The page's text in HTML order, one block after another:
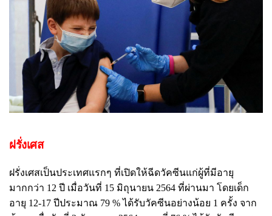
ฝรั่งเศส
ฝรั่งเศสเป็นประเทศแรกๆ ที่เปิดให้ฉีดวัคซีนแก่ผู้ที่มีอายุ
มากกว่า 12 ปี เมื่อวันที่ 15 มิถุนายน 2564 ที่ผ่านมา โดยเด็ก
อายุ 12-17 ปีประมาณ 79 % ได้รับวัคซีนอย่างน้อย 1 ครั้ง จาก